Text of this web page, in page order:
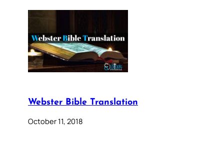
Webster Bible Translation
October 11, 2018